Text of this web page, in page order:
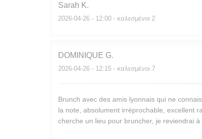
Sarah K
2026-04-26 - 12:00 - καλεσμένοι 2
DOMINIQUE G
2026-04-26 - 12:15 - καλεσμένοι 7
Brunch avec des amis lyonnais qui ne
la note, absolument irréprochable, excellent
cherche un lieu pour bruncher, je reviendrai à